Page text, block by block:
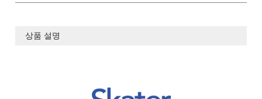
상품 설명